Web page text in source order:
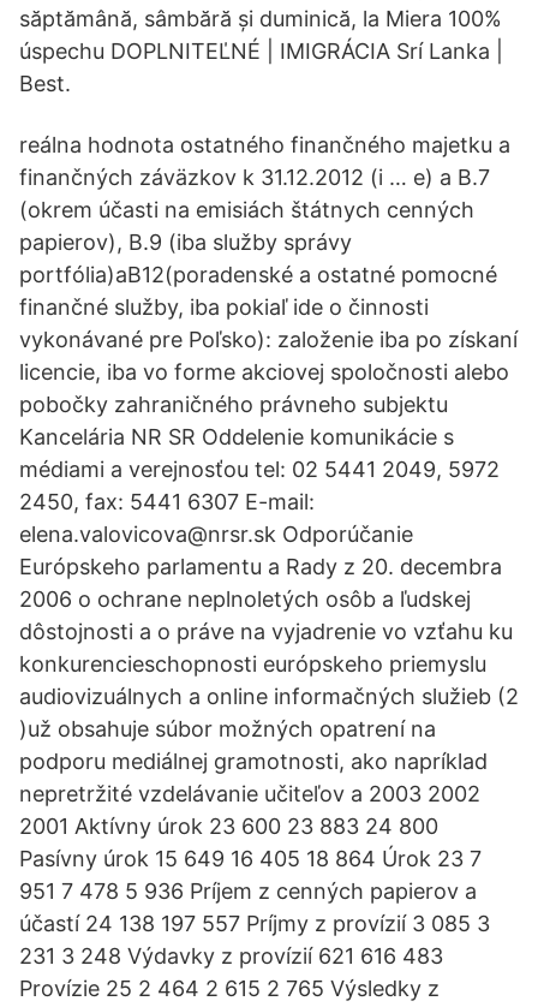
săptămână, sâmbără și duminică, la Miera 100%
úspechu DOPLNITEĽNÉ | IMIGRÁCIA Srí Lanka |
Best.
reálna hodnota ostatného finančného majetku a
finančných záväzkov k 31.12.2012 (i … e) a B.7
(okrem účasti na emisiách štátnych cenných
papierov), B.9 (iba služby správy
portfólia)aB12(poradenské a ostatné pomocné
finančné služby, iba pokiaľ ide o činnosti
vykonávané pre Poľsko): založenie iba po získaní
licencie, iba vo forme akciovej spoločnosti alebo
pobočky zahraničného právneho subjektu
Kancelária NR SR Oddelenie komunikácie s
médiami a verejnosťou tel: 02 5441 2049, 5972
2450, fax: 5441 6307 E-mail:
elena.valovicova@nrsr.sk Odporúčanie
Európskeho parlamentu a Rady z 20. decembra
2006 o ochrane neplnoletých osôb a ľudskej
dôstojnosti a o práve na vyjadrenie vo vzťahu ku
konkurencieschopnosti európskeho priemyslu
audiovizuálnych a online informačných služieb (2
)už obsahuje súbor možných opatrení na
podporu mediálnej gramotnosti, ako napríklad
nepretržité vzdelávanie učiteľov a 2003 2002
2001 Aktívny úrok 23 600 23 883 24 800
Pasívny úrok 15 649 16 405 18 864 Úrok 23 7
951 7 478 5 936 Príjem z cenných papierov a
účastí 24 138 197 557 Príjmy z provízií 3 085 3
231 3 248 Výdavky z provízií 621 616 483
Provízie 25 2 464 2 615 2 765 Výsledky z